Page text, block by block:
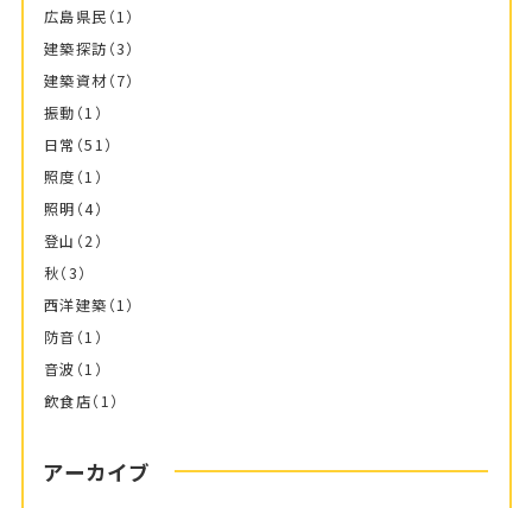
広島県民 （1）
建築探訪 （3）
建築資材（7）
振動 （1）
日常 （51）
照度 （1）
照明 （4）
登山 （2）
秋（3）
西洋建築 （1）
防音 （1）
音波 （1）
飲食店（1）
アーカイブ